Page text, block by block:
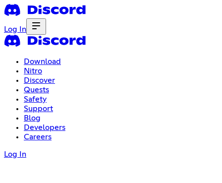
Log In
Download
Nitro
Discover
Quests
Safety
Support
Blog
Developers
Careers
Log In